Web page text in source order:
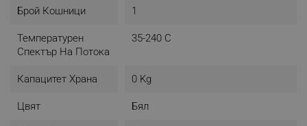
Брой Кошници 1
Температурен
Спектър На Потока
35-240 C
Капацитет Храна 0 Kg
Цвят Бял